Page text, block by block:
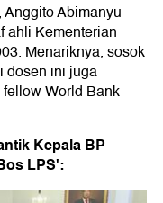
Abimanyu
ahli Kementerian
Menariknya, sosok
dosen ini juga
World Bank
Kepala BP
LPS':